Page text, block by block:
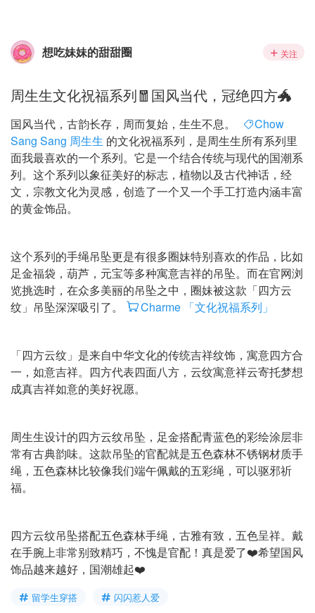
想吃妹妹的甜甜圈 关注
周生生文化祝福系列🧧国风当代，冠绝四方🐲
国风当代，古韵长存，周而复始，生生不息。
Chow
Sang Sang 周生生 的文化祝福系列，是周生生所有系列里
面我最喜欢的一个系列。它是一个结合传统与现代的国潮系
列。这个系列以象征美好的标志，植物以及古代神话，经
文，宗教文化为灵感，创造了一个又一个手工打造内涵丰富
的黄金饰品。
这个系列的手绳吊坠更是有很多圈妹特别喜欢的作品，比如
足金福袋，葫芦，元宝等多种寓意吉祥的吊坠。而在官网浏
览挑选时，在众多美丽的吊坠之中，圈妹被这款「四方云
纹」吊坠深深吸引了。
Charme 「文化祝福系列」
「四方云纹」是来自中华文化的传统吉祥纹饰，寓意四方合
一，如意吉祥。四方代表四面八方，云纹寓意祥云寄托梦想
成真吉祥如意的美好祝愿。
周生生设计的四方云纹吊坠，足金搭配青蓝色的彩绘涂层非
常有古典韵味。这款吊坠的官配就是五色森林不锈钢材质手
绳，五色森林比较像我们端午佩戴的五彩绳，可以驱邪祈
福。
四方云纹吊坠搭配五色森林手绳，古雅有致，五色呈祥。戴
在手腕上非常别致精巧，不愧是官配！真是爱了❤️希望国风
饰品越来越好，国潮雄起❤️
留学生穿搭
闪闪惹人爱